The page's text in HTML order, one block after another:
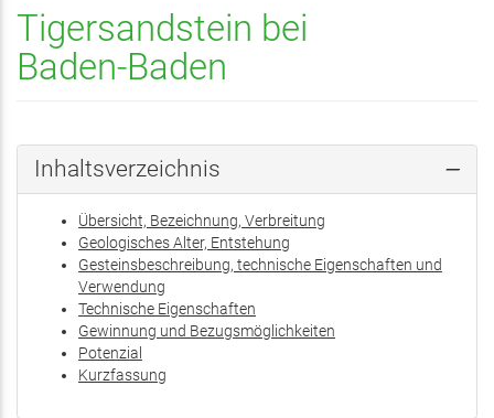
Tigersandstein bei
Baden-Baden
Inhaltsverzeichnis
Übersicht, Bezeichnung, Verbreitung
Geologisches Alter, Entstehung
Gesteinsbeschreibung, technische Eigenschaften und
Verwendung
Technische Eigenschaften
Gewinnung und Bezugsmöglichkeiten
Potenzial
Kurzfassung